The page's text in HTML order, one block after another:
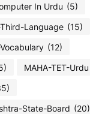
In Urdu (5)
Language (15)
(12)
MAHA-TET-Urdu
State-Board (20)